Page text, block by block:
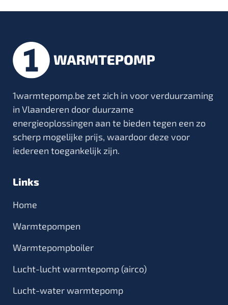
1warmtepomp.be zet zich in voor verduurzaming
in Vlaanderen door duurzame
energieoplossingen aan te bieden tegen een zo
scherp mogelijke prijs, waardoor deze voor
iedereen toegankelijk zijn.
Links
Home
Warmtepompen
Warmtepompboiler
Lucht-lucht warmtepomp (airco)
Lucht-water warmtepomp